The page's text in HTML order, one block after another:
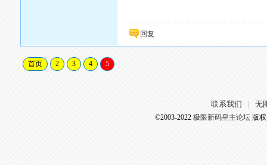
回复
首页 2 3 4 5
联系我们 无
©2003-2022 极限新码皇主论坛版权